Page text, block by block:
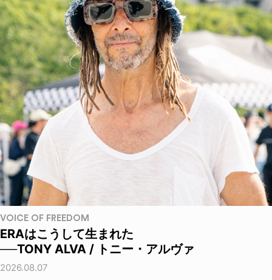
VOICE OF FREEDOM
ERAはこうして生まれた
──TONY ALVA / トニー・アルヴァ
2026.08.07